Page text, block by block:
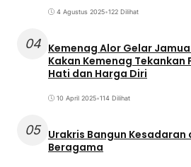
4 Agustus 2025•122 Dilihat
04 Kemenag Alor Gelar
Kakan Kemenag
Hati dan Harga Diri
10 April 2025•114 Dilihat
05 Urakris Bangun Kesadaran
Beragama